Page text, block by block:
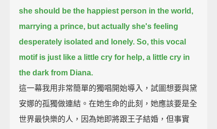
she should be the happiest person in the world,
marrying a prince, but actually she's feeling
desperately isolated and lonely. So, this vocal
motif is just like a little cry for help, a little cry in
the dark from Diana.
這一幕我用非常簡單的獨唱開始導入，試圖想要與黛
安娜的孤獨做連結。在她生命的此刻，她應該要是全
世界最快樂的人，因為她即將跟王子結婚，但事實